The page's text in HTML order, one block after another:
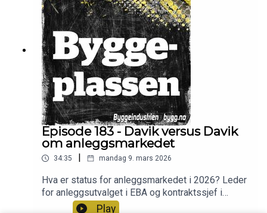
Aarhus og Ingvill Hafver.
Episode 183 - Davik versus Davik
om anleggsmarkedet
34:35 mandag 9. mars 2026
Hva er status for anleggsmarkedet i 2026? Leder
for anleggsutvalget i EBA og kontraktssjef i
Implenia, Ole-Henning Davik møter
Play